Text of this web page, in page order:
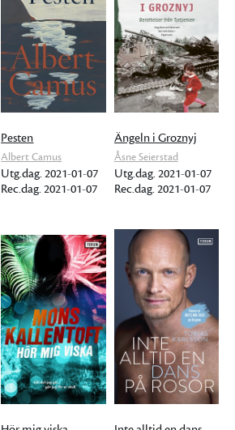
Pesten
Albert Camus
Utg.dag. 2021-01-07
Rec.dag. 2021-01-07
Ängeln i Groznyj
Åsne Seierstad
Utg.dag. 2021-01-07
Rec.dag. 2021-01-07